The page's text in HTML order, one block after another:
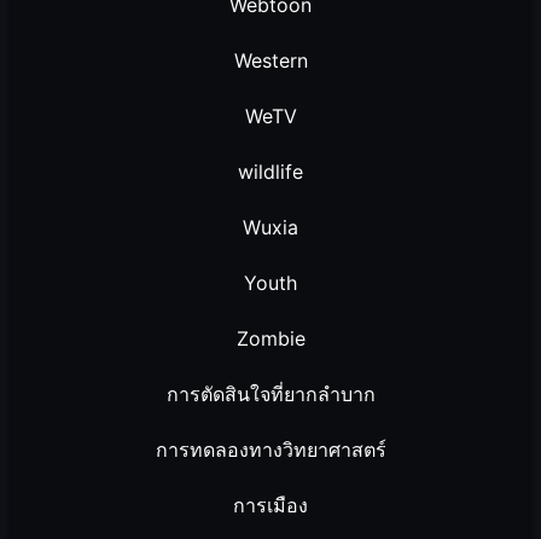
Western
WeTV
wildlife
Wuxia
Youth
Zombie
การตัดสินใจที่ยากลำบาก
การทดลองทางวิทยาศาสตร์
การเมือง